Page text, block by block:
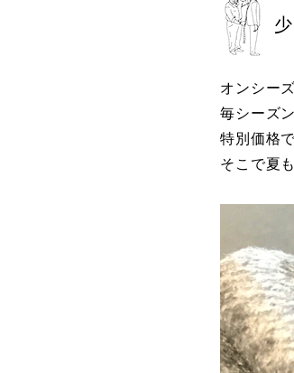
オンシー
毎シーズ
特別価格
そこで夏